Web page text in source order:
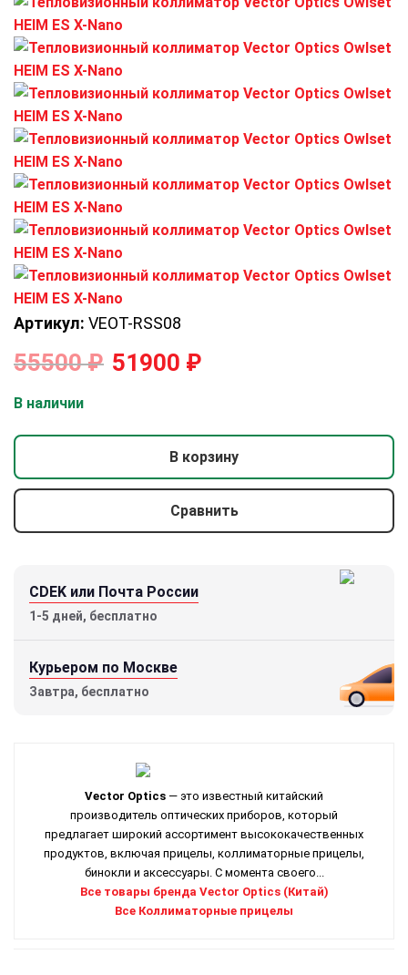
Артикул: VEOT-RSS08
55500₽ 51900 ₽
В наличии
В корзину
Сравнить
CDEK или Почта России
1-5 дней, бесплатно
Курьером по Москве
Завтра, бесплатно
Vector Optics — это известный китайский
производитель оптических приборов, который
предлагает широкий ассортимент высококачественных
продуктов, включая прицелы, коллиматорные прицелы,
бинокли и аксессуары. С момента своего...
Все товары бренда Vector Optics (Китай)
Все Коллиматорные прицелы